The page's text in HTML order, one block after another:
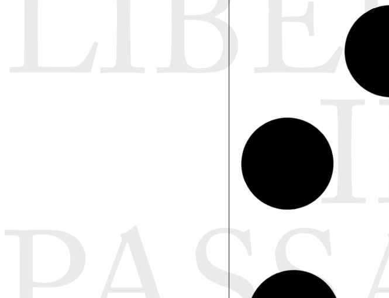
Piattino ornamentale –
Mario Salvini